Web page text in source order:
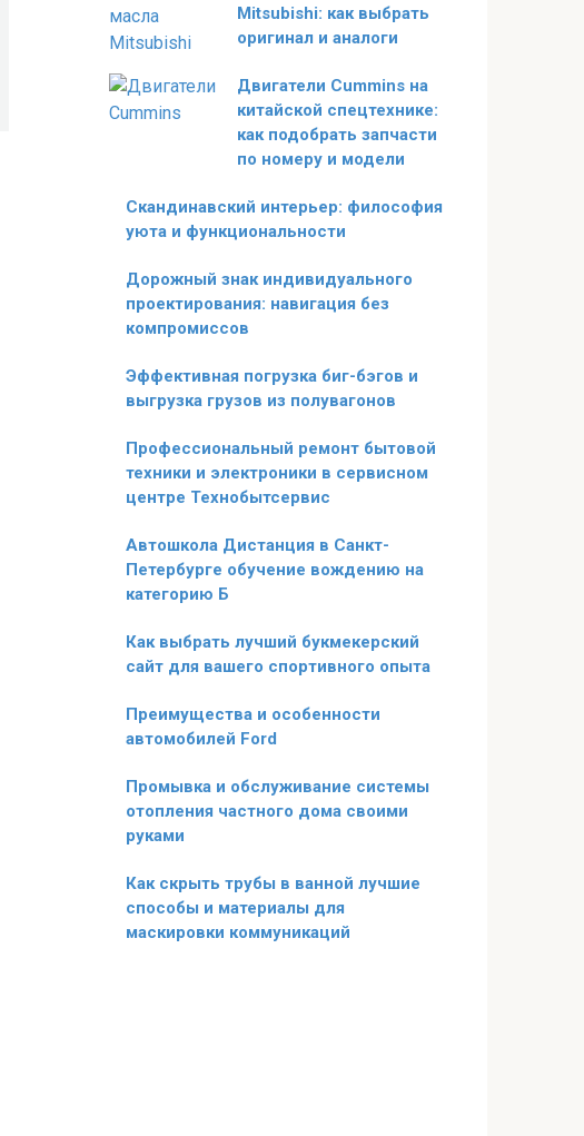
Mitsubishi: как выбрать
оригинал и аналоги
Двигатели Cummins на
китайской спецтехнике:
как подобрать запчасти
по номеру и модели
Скандинавский интерьер: философия
уюта и функциональности
Дорожный знак индивидуального
проектирования: навигация без
компромиссов
Эффективная погрузка биг-бэгов и
выгрузка грузов из полувагонов
Профессиональный ремонт бытовой
техники и электроники в сервисном
центре Технобытсервис
Автошкола Дистанция в Санкт-
Петербурге обучение вождению на
категорию Б
Как выбрать лучший букмекерский
сайт для вашего спортивного опыта
Преимущества и особенности
автомобилей Ford
Промывка и обслуживание системы
отопления частного дома своими
руками
Как скрыть трубы в ванной лучшие
способы и материалы для
маскировки коммуникаций